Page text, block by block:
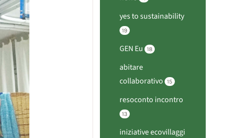
yes to sustainability
19
GEN Eu 18
abitare
collaborativo
15
resoconto incontro
13
iniziative ecovillaggi